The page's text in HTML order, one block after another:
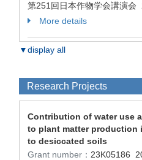
第251回日本作物学会講演会
More details
▼display all
Research Projects
Contribution of water use
to plant matter production
to desiccated soils
Grant number： 23K05186